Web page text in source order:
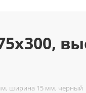
ширина 15 мм, черный